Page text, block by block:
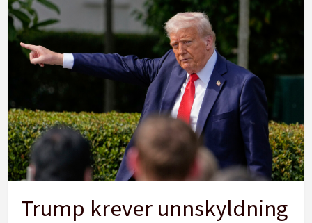
Trump krever unnskyldning